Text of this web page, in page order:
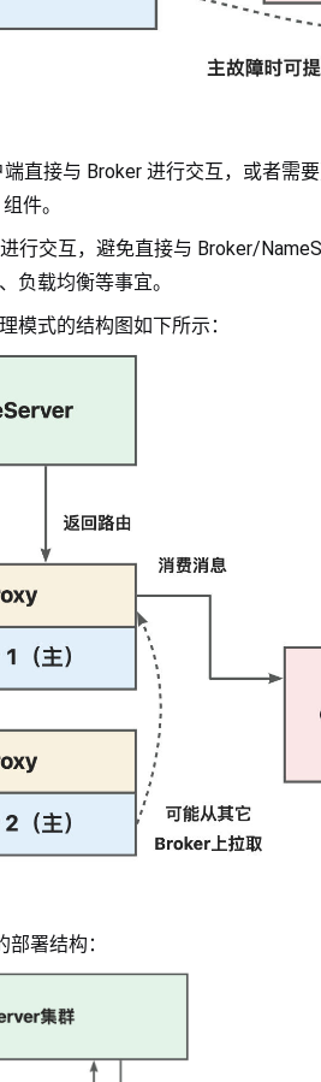
直接与 Broker 进行交互，或者需
件。
交互，避免直接与 Broker/
负载均衡等事宜。
模式的结构图如下所示：
署结构：